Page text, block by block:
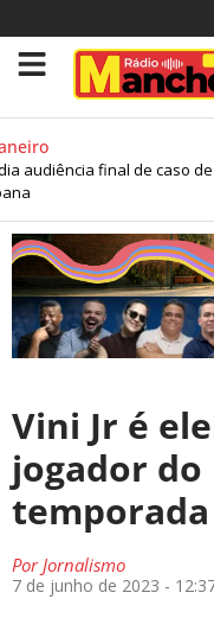
audiência final de caso de
Vini Jr é
jogador do
temporada
PorJornalismo
7 de junho de 2023 -